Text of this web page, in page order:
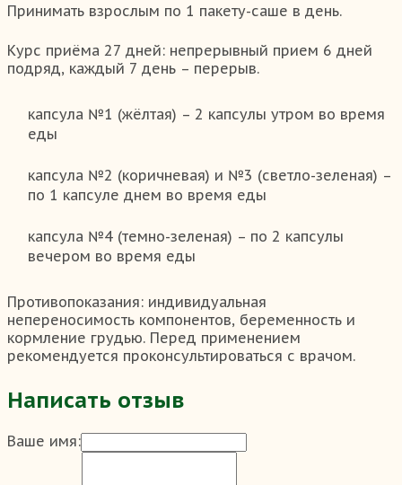
Принимать взрослым по 1 пакету-саше в день.
Курс приёма 27 дней: непрерывный прием 6 дней
подряд, каждый 7 день – перерыв.
капсула №1 (жёлтая) – 2 капсулы утром во время
еды
капсула №2 (коричневая) и №3 (светло-зеленая) –
по 1 капсуле днем во время еды
капсула №4 (темно-зеленая) – по 2 капсулы
вечером во время еды
Противопоказания: индивидуальная
непереносимость компонентов, беременность и
кормление грудью. Перед применением
рекомендуется проконсультироваться с врачом.
Написать отзыв
Ваше имя: